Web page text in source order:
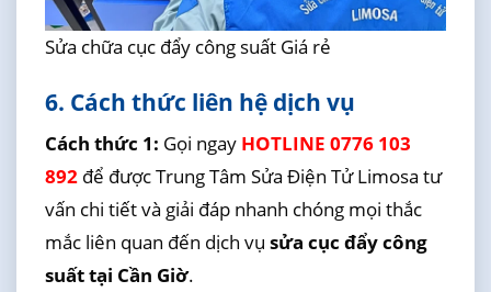
Sửa chữa cục đẩy công suất Giá rẻ
6. Cách thức liên hệ dịch vụ
Cách thức 1: Gọi ngay HOTLINE 0776 103
892để được Trung Tâm Sửa Điện Tử Limosa tư
vấn chi tiết và giải đáp nhanh chóng mọi thắc
mắc liên quan đến dịch vụ sửa cục đẩy công
suất tại Cần Giờ.